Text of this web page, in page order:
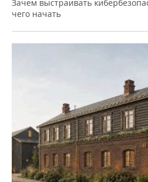
Зачем выстраивать
чего начать